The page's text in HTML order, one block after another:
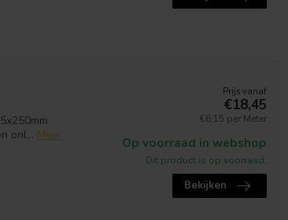
onl... Meer
Prijs vanaf
€18,45
€6,15 per Meter
Op voorraad in webshop
Dit product is op voorraad.
Bekijken